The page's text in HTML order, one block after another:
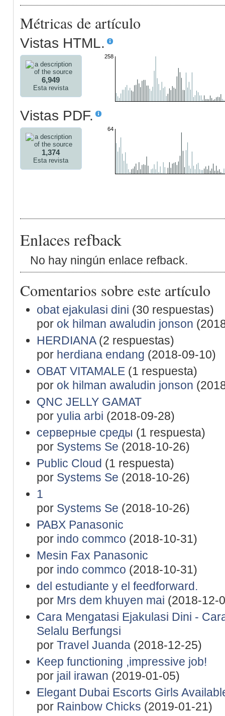
Métricas de artículo
Vistas HTML.
6,949
Esta revista
258
Vistas PDF.
1,374
Esta revista
64
Enlaces refback
No hay ningún enlace refback.
Comentarios sobre este artículo
obat ejakulasi dini (30 respuestas)
por ok hilman awaludin jonson
HERDIANA(2 respuestas)
por herdiana endang (2018-09-10)
OBAT VITAMALE(1 respuesta)
por ok hilman awaludin jonson
QNC JELLY GAMAT
por yulia arbi (2018-09-28)
серверные среды (1 respuesta)
por Systems Se (2018-10-26)
Public Cloud (1 respuesta)
por Systems Se (2018-10-26)
1
por Systems Se (2018-10-26)
PABX Panasonic
por indo commco (2018-10-31)
Mesin Fax Panasonic
por indo commco (2018-10-31)
del estudiante y el feedforward.
por Mrs dem khuyen mai (2018-12-
Cara Mengatasi Ejakulasi Dini -
Selalu Berfungsi
por Travel Juanda(2018-12-25)
Keep functioning ,impressive job!
por jail irawan (2019-01-05)
Elegant Dubai Escorts Girls
por Rainbow Chicks (2019-01-21)